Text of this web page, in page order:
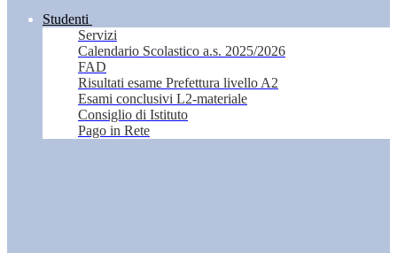
Studenti
Servizi
Calendario Scolastico a.s. 2025/2026
FAD
Risultati esame Prefettura livello A2
Esami conclusivi L2-materiale
Consiglio di Istituto
Pago in Rete